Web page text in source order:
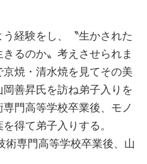
経験をし、〝生かされた
るのか〟考えさせられま
焼・清水焼を見てその美
善昇氏を訪ね弟子入りを
門高等学校卒業後、モノ
得て弟子入りする。
専門高等学校卒業後、山